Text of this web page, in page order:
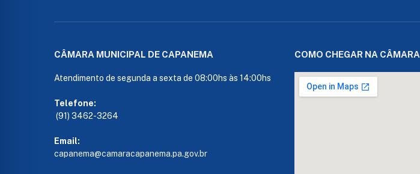
CÂMARA MUNICIPAL DE CAPANEMA
Atendimento de segunda a sexta de 08:00hs às 14:00hs
Telefone:
(91) 3462-3264
Email:
capanema@camaracapanema.pa.gov.br
COMO CHEGAR NA CÂMARA